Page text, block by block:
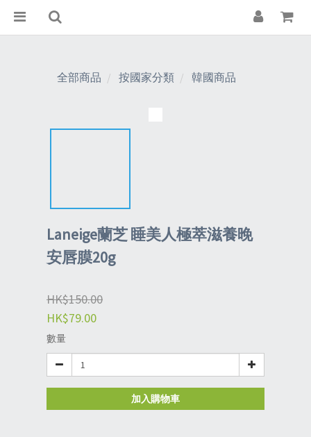
全部商品 按國家分類 韓國商品
Laneige蘭芝 睡美人極萃滋養晚
安唇膜20g
HK$150.00
HK$79.00
數量
加入購物車